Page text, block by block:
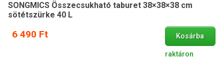
SONGMICS Összecsukható taburet 38×38×38 cm
sötétszürke 40 L
6 490 Ft Kosárba
raktáron